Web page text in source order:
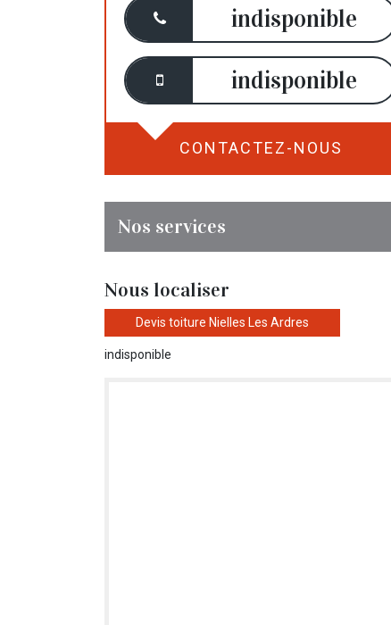
indisponible
indisponible
CONTACTEZ-NOUS
Nos services
Nous localiser
Devis toiture Nielles Les Ardres
indisponible